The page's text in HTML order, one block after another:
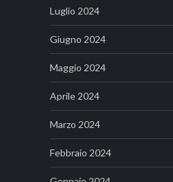
Luglio 2024
Giugno 2024
Maggio 2024
Aprile 2024
Marzo 2024
Febbraio 2024